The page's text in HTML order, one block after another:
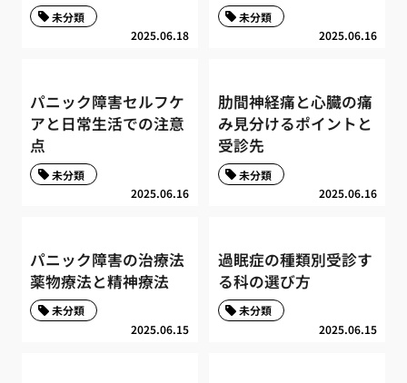
2025.06.18
未分類
2025.06.16
未分類
パニック障害セルフケ
アと日常生活での注意
点
2025.06.16
未分類
肋間神経痛と心臓の痛
み見分けるポイントと
受診先
2025.06.16
未分類
パニック障害の治療法
薬物療法と精神療法
2025.06.15
未分類
過眠症の種類別受診す
る科の選び方
2025.06.15
未分類